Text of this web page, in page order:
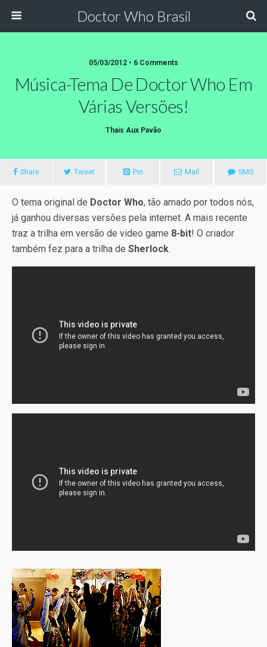
Doctor Who Brasil
05/03/2012 • 6 Comments
Música-Tema De Doctor Who Em
Várias Versões!
Thais Aux Pavão
Share Tweet Pin Mail SMS
O tema original de Doctor Who, tão amado por todos nós,
já ganhou diversas versões pela internet. A mais recente
traz a trilha em versão de video game 8-bit! O criador
também fez para a trilha de Sherlock.